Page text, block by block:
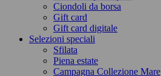
Ciondoli da borsa
Gift card
Gift card digitale
Selezioni speciali
Sfilata
Piena estate
Campagna Collezione Mare